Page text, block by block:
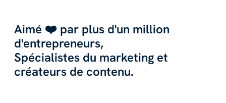
Aimé ❤️ par plus d'un million
d'entrepreneurs,
Spécialistes du marketing et
créateurs de contenu.